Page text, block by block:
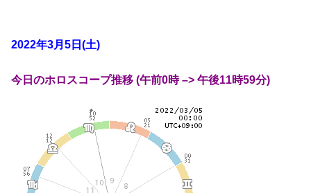
2022年3月5日(土)
今日のホロスコープ推移 (午前0時 –> 午後11時59分)